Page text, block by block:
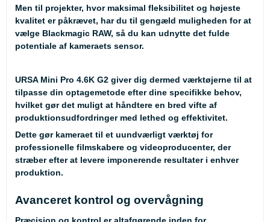
Men til projekter, hvor maksimal fleksibilitet og højeste
kvalitet er påkrævet, har du til gengæld muligheden for at
vælge Blackmagic RAW, så du kan udnytte det fulde
potentiale af kameraets sensor.
URSA Mini Pro 4.6K G2 giver dig dermed værktøjerne til at
tilpasse din optagemetode efter dine specifikke behov,
hvilket gør det muligt at håndtere en bred vifte af
produktionsudfordringer med lethed og effektivitet.
Dette gør kameraet til et uundværligt værktøj for
professionelle filmskabere og videoproducenter, der
stræber efter at levere imponerende resultater i enhver
produktion.
Avanceret kontrol og overvågning
Præcision og kontrol er altafgørende inden for